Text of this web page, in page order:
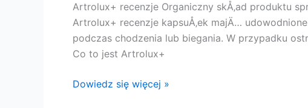
Kup
!!
Artrolux+ recenzje Organiczny skÅ‚ad produktu
Artrolux+ recenzje kapsuÅ‚ek majÄ…
podczas chodzenia lub biegania. W przypadku
Co to jest Artrolux+
Artrolux+
Dowiedz się więcej »